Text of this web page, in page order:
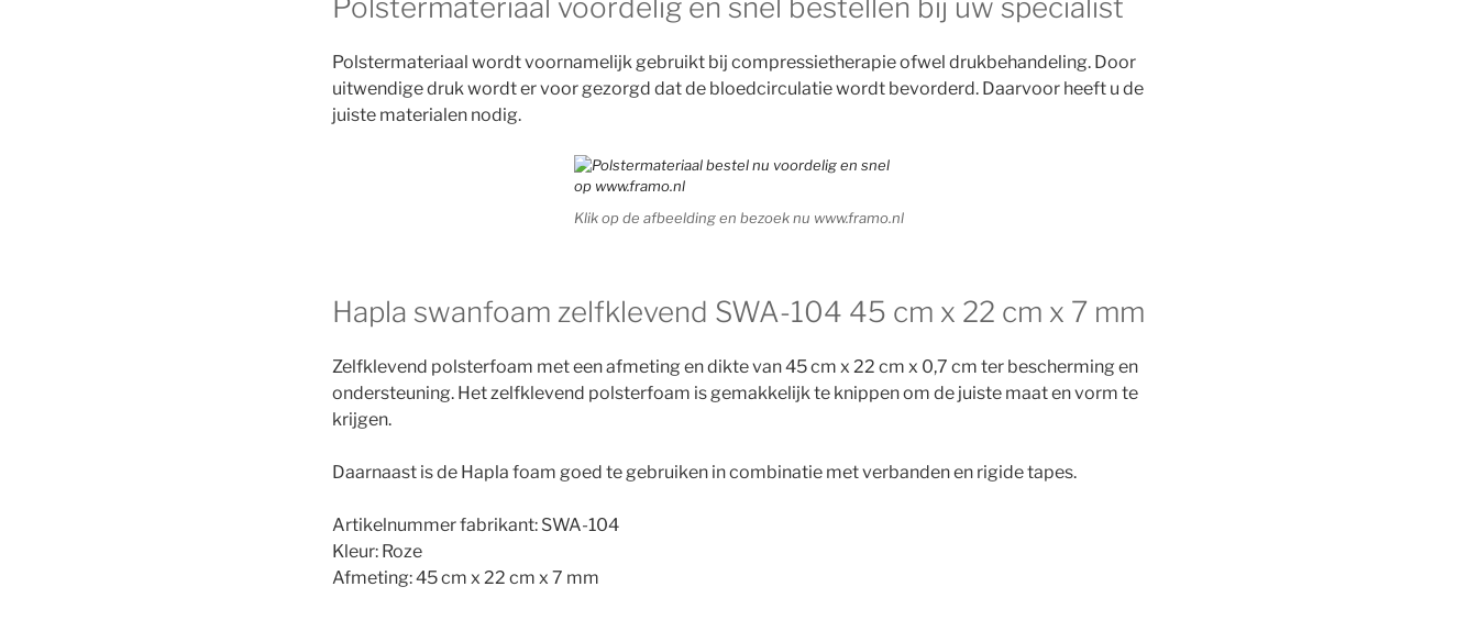
Polstermateriaal voordelig en snel bestellen bij uw specialist
Polstermateriaal wordt voornamelijk gebruikt bij compressietherapie ofwel drukbehandeling. Door
uitwendige druk wordt er voor gezorgd dat de bloedcirculatie wordt bevorderd. Daarvoor heeft u de
juiste materialen nodig.
Klik op de afbeelding en bezoek nu www.framo.nl
Hapla swanfoam zelfklevend SWA-104 45 cm x 22 cm x 7 mm
Zelfklevend polsterfoam met een afmeting en dikte van 45 cm x 22 cm x 0,7 cm ter bescherming en
ondersteuning. Het zelfklevend polsterfoam is gemakkelijk te knippen om de juiste maat en vorm te
krijgen.
Daarnaast is de Hapla foam goed te gebruiken in combinatie met verbanden en rigide tapes.
Artikelnummer fabrikant: SWA-104
Kleur: Roze
Afmeting: 45 cm x 22 cm x 7 mm